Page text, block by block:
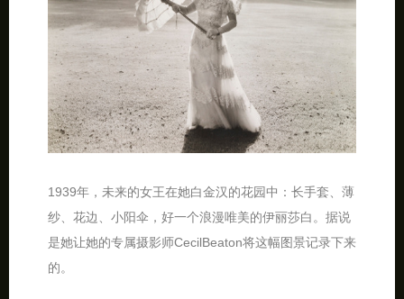
1939年，未来的女王在她白金汉的花园中：长手套、薄
纱、花边、小阳伞，好一个浪漫唯美的伊丽莎白。据说
是她让她的专属摄影师CecilBeaton将这幅图景记录下来
的。